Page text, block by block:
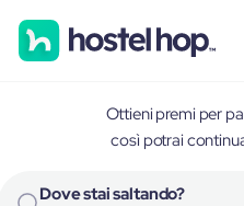
Ottieni premi per
così potrai
Dove stai saltando?